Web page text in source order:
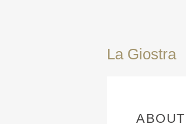
La Giostra
ABOUT